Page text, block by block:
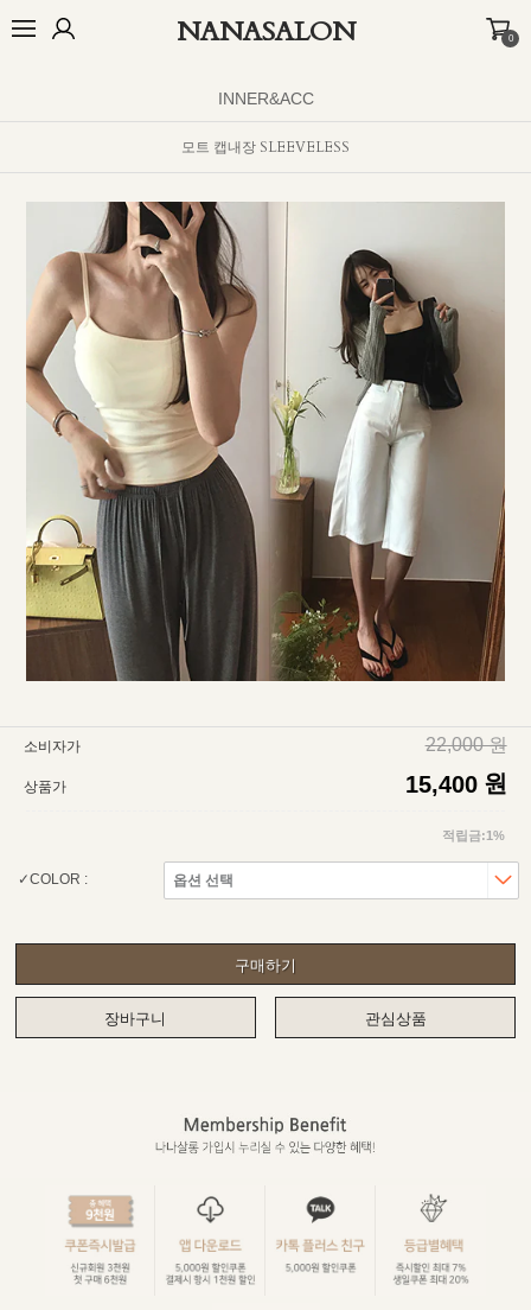
NANASALON 0
INNER&ACC
모트 캡내장 SLEEVELESS
소비자가 22,000 원
상품가 15,400 원
적립금:1%
COLOR :
구매하기
장바구니 관심상품